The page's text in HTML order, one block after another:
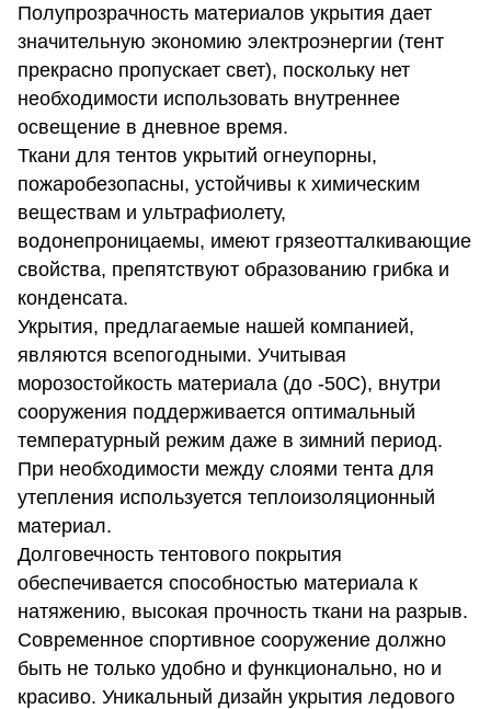
Полупрозрачность материалов укрытия дает
значительную экономию электроэнергии (тент
прекрасно пропускает свет), поскольку нет
необходимости использовать внутреннее
освещение в дневное время.
Ткани для тентов укрытий огнеупорны,
пожаробезопасны, устойчивы к химическим
веществам и ультрафиолету,
водонепроницаемы, имеют грязеотталкивающие
свойства, препятствуют образованию грибка и
конденсата.
Укрытия, предлагаемые нашей компанией,
являются всепогодными. Учитывая
морозостойкость материала (до -50С), внутри
сооружения поддерживается оптимальный
температурный режим даже в зимний период.
При необходимости между слоями тента для
утепления используется теплоизоляционный
материал.
Долговечность тентового покрытия
обеспечивается способностью материала к
натяжению, высокая прочность ткани на разрыв.
Современное спортивное сооружение должно
быть не только удобно и функционально, но и
красиво. Уникальный дизайн укрытия ледового